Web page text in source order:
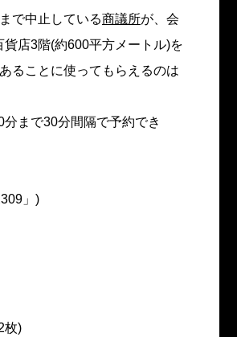
で中止している商議所が、会
店3階(約600平方メートル)を
ることに使ってもらえるのは
まで30分間隔で予約でき
」)
枚)